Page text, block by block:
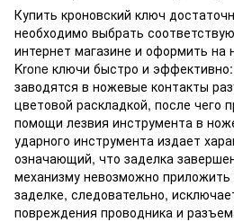
Купить кроновский ключ
необходимо выбрать
интернет магазине и оформить на
Krone ключи быстро и
заводятся в ножевые контакты
цветовой раскладкой, после чего
помощи лезвия инструмента в
ударного инструмента издает
означающий, что заделка
механизму невозможно приложить
заделке, следовательно,
повреждения проводника и